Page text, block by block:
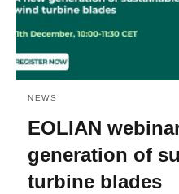
NEWS
EOLIAN
generation of
turbine blades